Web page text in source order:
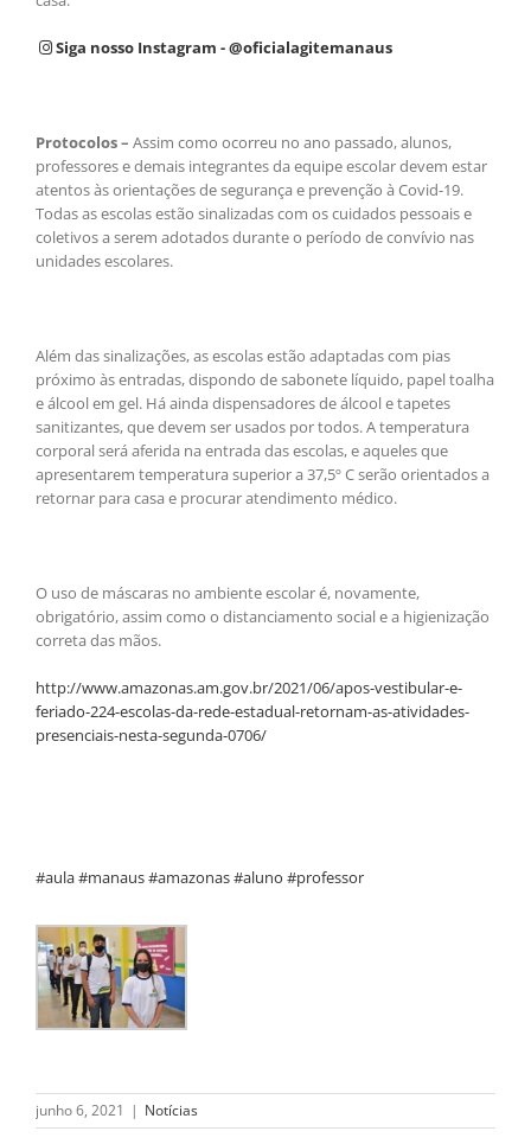
Siga nosso Instagram - @oficialagitemanaus
Protocolos – Assim como ocorreu no ano passado, alunos,
professores e demais integrantes da equipe escolar devem estar
atentos às orientações de segurança e prevenção à Covid-19.
Todas as escolas estão sinalizadas com os cuidados pessoais e
coletivos a serem adotados durante o período de convívio nas
unidades escolares.
Além das sinalizações, as escolas estão adaptadas com pias
próximo às entradas, dispondo de sabonete líquido, papel toalha
e álcool em gel. Há ainda dispensadores de álcool e tapetes
sanitizantes, que devem ser usados por todos. A temperatura
corporal será aferida na entrada das escolas, e aqueles que
apresentarem temperatura superior a 37,5º C serão orientados a
retornar para casa e procurar atendimento médico.
O uso de máscaras no ambiente escolar é, novamente,
obrigatório, assim como o distanciamento social e a higienização
correta das mãos.
http://www.amazonas.am.gov.br/2021/06/apos-vestibular-e-
feriado-224-escolas-da-rede-estadual-retornam-as-atividades-
presenciais-nesta-segunda-0706/
#aula #manaus #amazonas #aluno #professor
junho 6, 2021 | Notícias